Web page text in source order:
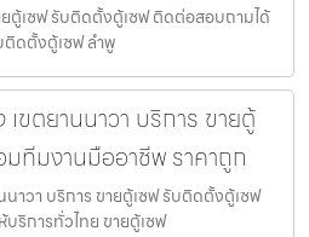
ตู้เซฟ รับติดตั้งตู้เซฟ ติดต่อสอบถามได้
ติดตั้งตู้เซฟ ลำพู
ขตยานนาวา บริการ ขายตู้
ทีมงานมืออาชีพ ราคาถูก
าวา บริการ ขายตู้เซฟ รับติดตั้งตู้เซฟ
ริการทั่วไทย ขายตู้เซฟ